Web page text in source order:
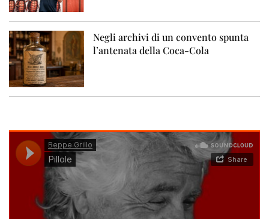
Negli archivi di un convento spunta
l’antenata della Coca-Cola